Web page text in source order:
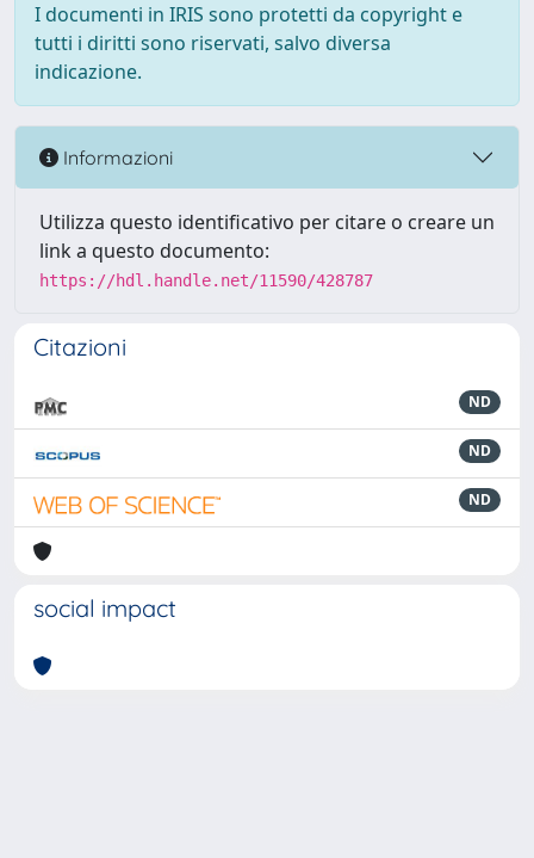
I documenti in IRIS sono protetti da copyright e
tutti i diritti sono riservati, salvo diversa
indicazione.
Informazioni
Utilizza questo identificativo per citare o creare un
link a questo documento:
https://hdl.handle.net/11590/428787
Citazioni
ND
ND
ND
social impact